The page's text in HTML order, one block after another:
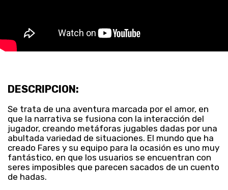
DESCRIPCION:
Se trata de una aventura marcada por el amor, en
que la narrativa se fusiona con la interacción del
jugador, creando metáforas jugables dadas por una
abultada variedad de situaciones. El mundo que ha
creado Fares y su equipo para la ocasión es uno muy
fantástico, en que los usuarios se encuentran con
seres imposibles que parecen sacados de un cuento
de hadas.